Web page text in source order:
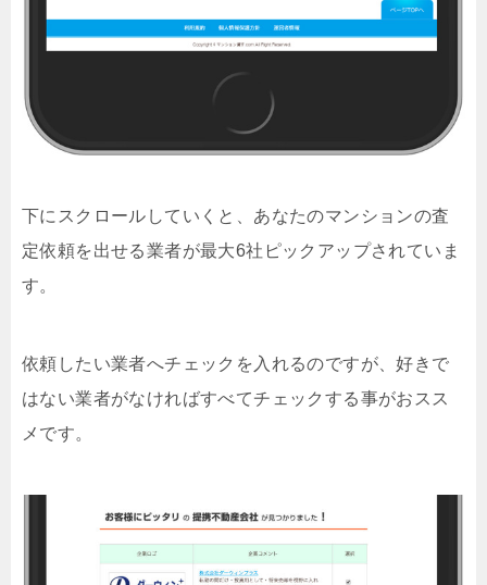
下にスクロールしていくと、あなたのマンションの査
定依頼を出せる業者が最大6社ピックアップされていま
す。
依頼したい業者へチェックを入れるのですが、好きで
はない業者がなければすべてチェックする事がおスス
メです。